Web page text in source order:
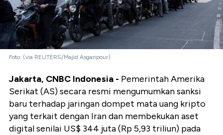
Foto: (via REUTERS/Majid Asgaripour)
Jakarta, CNBC Indonesia - Pemerintah Amerika
Serikat (AS) secara resmi mengumumkan sanksi
baru terhadap jaringan dompet mata uang kripto
yang terkait dengan Iran dan membekukan aset
digital senilai US$ 344 juta (Rp 5,93 triliun) pada